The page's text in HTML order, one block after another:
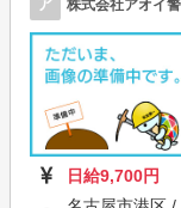
株式会社アオイ
日給9,700円